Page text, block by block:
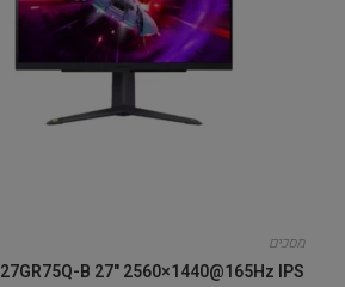
מסכים
B 27" 2560×1440@165Hz IPS